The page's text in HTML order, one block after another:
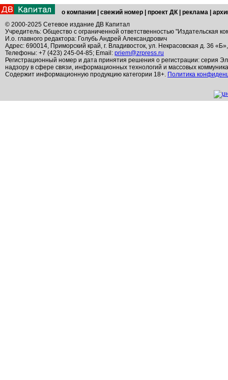
о компании свежий номер проект ДК реклама
© 2000-2025 Сетевое издание ДВ Капитал
Учредитель: Общество с ограниченной ответственностью "Издательская
И.о. главного редактора: Голубь Андрей Александрович
Адрес: 690014, Приморский край, г. Владивосток, ул. Некрасовская д. 36
Телефоны: +7 (423) 245-04-85; Email: priem@zrpress.ru
Регистрационный номер и дата принятия решения о регистрации: серия
надзору в сфере связи, информационных технологий и массовых
Содержит информационную продукцию категории 18+. Политика